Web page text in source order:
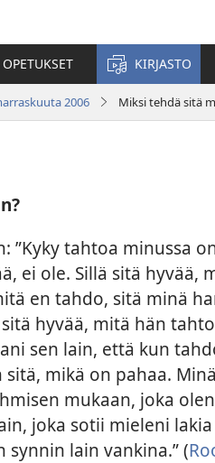
KIRJASTO
2006 Miksi tehdä sitä
”Kyky tahtoa minussa
ei ole. Sillä sitä hyvää,
en tahdo, sitä minä
hyvää, mitä hän
sen lain, että kun
mikä on pahaa.
mukaan, joka
joka sotii mieleni
lain vankina.” (